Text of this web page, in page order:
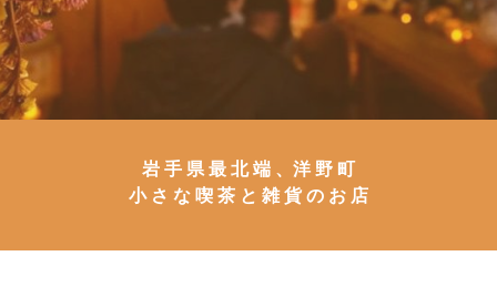
岩 手 県 最 北 端 、洋 野 町
小 さ な 喫 茶 と 雑 貨 の お 店